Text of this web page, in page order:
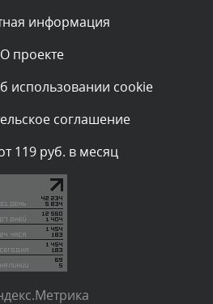
виден после проверки
виден после проверки
информация
О проекте
использовании cookie
соглашение
119 руб. в месяц